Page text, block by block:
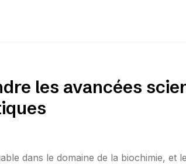
les avancées
dans le domaine de la biochimie, et